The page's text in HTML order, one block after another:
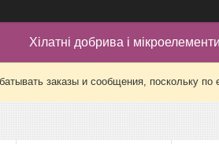
Хілатні добрива і
заказы и сообщения, поскольку